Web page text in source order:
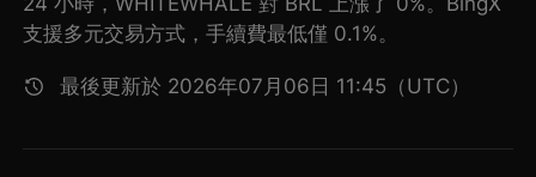
支援多元交易方式，手續費最低僅 0.1%。
最後更新於 2026年07月06日 11:45（UTC）